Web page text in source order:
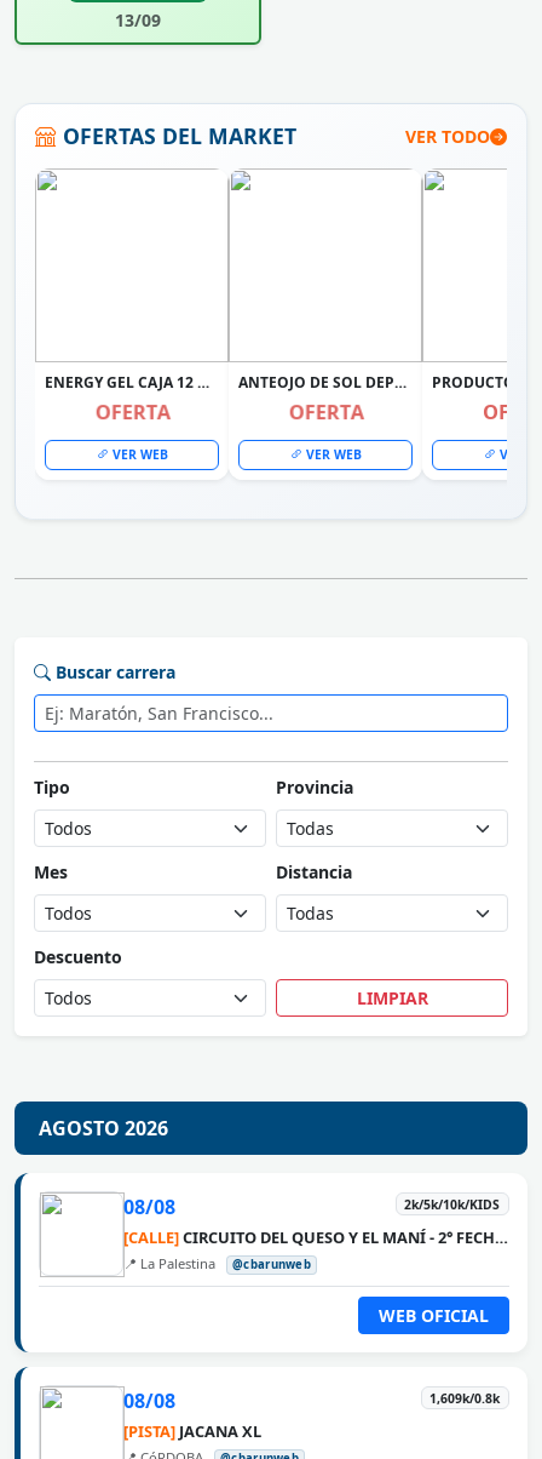
13/09
OFERTAS DEL MARKET VER TODO
ENERGY GEL CAJA 12 UNIDADES + RACE GEL 12 UNIDADES MERVICK
OFERTA
VER WEB
ANTEOJO DE SOL DEPORTIVO RUNNING CICLISMO UV 400
OFERTA
VER WEB VER
Buscar carrera
Tipo Provincia
Mes Distancia
Descuento
LIMPIAR
AGOSTO 2026
08/08 2k/5k/10k/KIDS
[CALLE]CIRCUITO DEL QUESO Y EL MANÍ - 2° FECHA LA PALESTINA
📍 La Palestina @cbarunweb
WEB OFICIAL
08/08 1,609k/0.8k
[PISTA] JACANA XL